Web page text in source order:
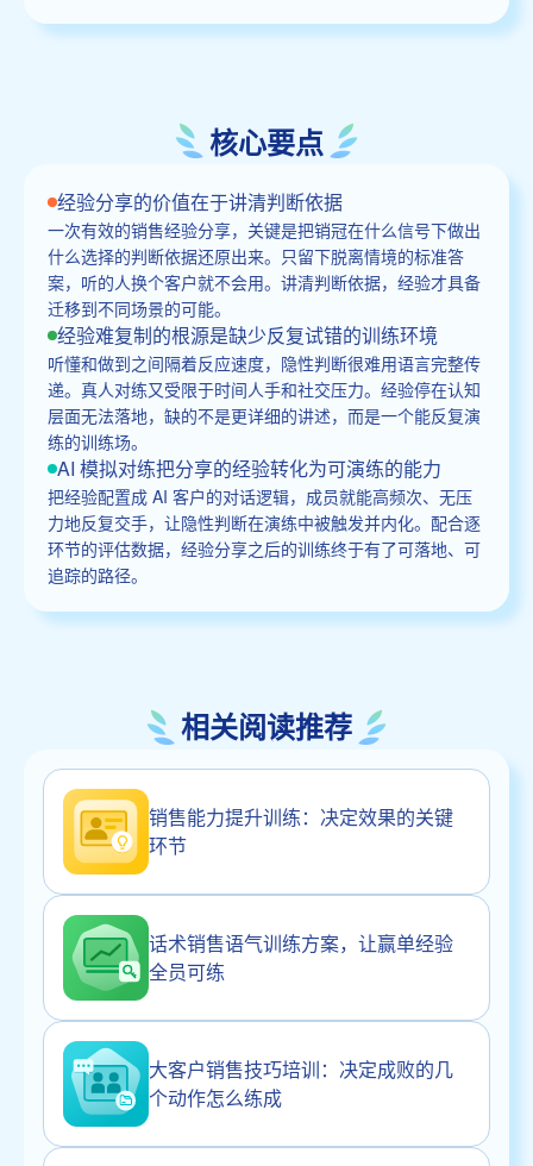
核心要点
经验分享的价值在于讲清判断依据
一次有效的销售经验分享，关键是把销冠在什么信号下做出
什么选择的判断依据还原出来。只留下脱离情境的标准答
案，听的人换个客户就不会用。讲清判断依据，经验才具备
迁移到不同场景的可能。
经验难复制的根源是缺少反复试错的训练环境
听懂和做到之间隔着反应速度，隐性判断很难用语言完整传
递。真人对练又受限于时间人手和社交压力。经验停在认知
层面无法落地，缺的不是更详细的讲述，而是一个能反复演
练的训练场。
AI 模拟对练把分享的经验转化为可演练的能力
把经验配置成 AI 客户的对话逻辑，成员就能高频次、无压
力地反复交手，让隐性判断在演练中被触发并内化。配合逐
环节的评估数据，经验分享之后的训练终于有了可落地、可
追踪的路径。
相关阅读推荐
销售能力提升训练：决定效果的关键
环节
话术销售语气训练方案，让赢单经验
全员可练
大客户销售技巧培训：决定成败的几
个动作怎么练成